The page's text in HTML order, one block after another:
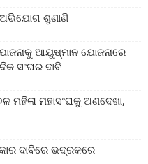
ଶୁଣାଣି
ଆୟୁଷ୍ମାନ ଯୋଜନାରେ
ସଂଘର ଦାବି
ମହିଳା ମହାସଂଘକୁ ଅଣଦେଖା,
ଦାବିରେ ଭଦ୍ରକରେ